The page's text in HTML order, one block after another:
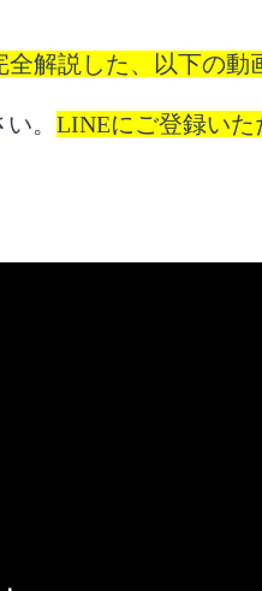
全解説した、以下の動
。 LINEにご登録いた